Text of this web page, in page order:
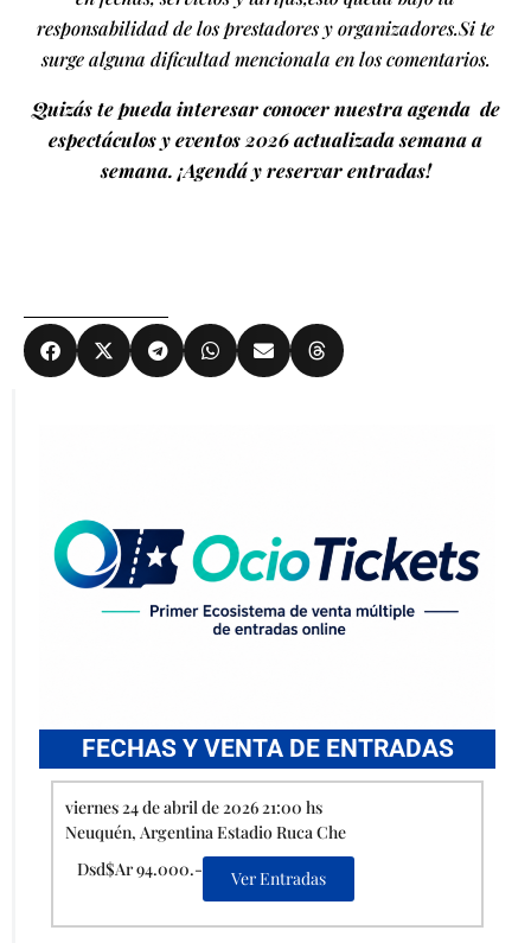
responsabilidad de los prestadores y organizadores.Si te
surge alguna dificultad mencionala en los comentarios.
Quizás te pueda interesar conocer nuestra agenda de
espectáculos y eventos 2026 actualizada semana a
semana. ¡Agendá y reservar entradas!
FECHAS Y VENTA DE ENTRADAS
viernes 24 de abril de 2026 21:00 hs
Neuquén, Argentina Estadio Ruca Che
Dsd$Ar 94.000.-
Ver Entradas